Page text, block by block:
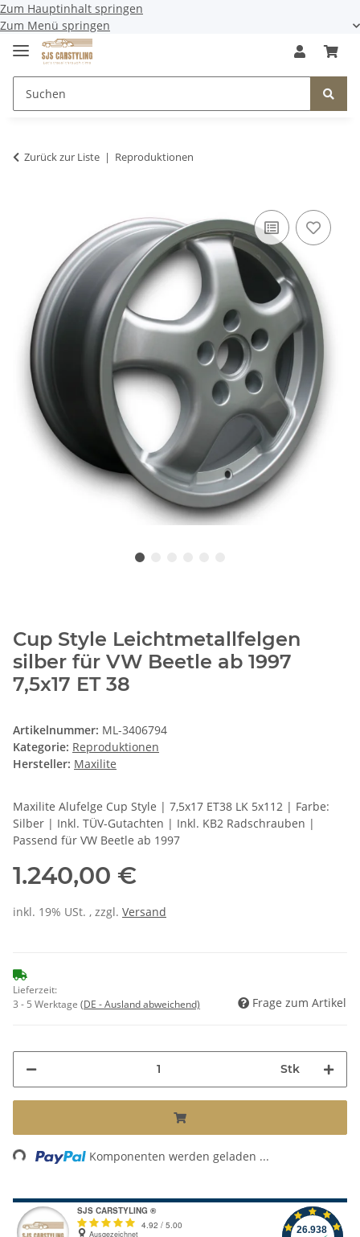
Zum Hauptinhalt springen
Zum Menü springen
Zurück zur Liste Reproduktionen
Cup Style Leichtmetallfelgen
silber für VW Beetle ab 1997
7,5x17 ET 38
Artikelnummer: ML-3406794
Kategorie: Reproduktionen
Hersteller: Maxilite
Maxilite Alufelge Cup Style | 7,5x17 ET38 LK 5x112 | Farbe:
Silber | Inkl. TÜV-Gutachten | Inkl. KB2 Radschrauben |
Passend für VW Beetle ab 1997
1.240,00 €
inkl. 19% USt. , zzgl. Versand
Lieferzeit:
3 - 5 Werktage (DE - Ausland abweichend) Frage zum Artikel
Stk
Loading... Komponenten werden geladen ...